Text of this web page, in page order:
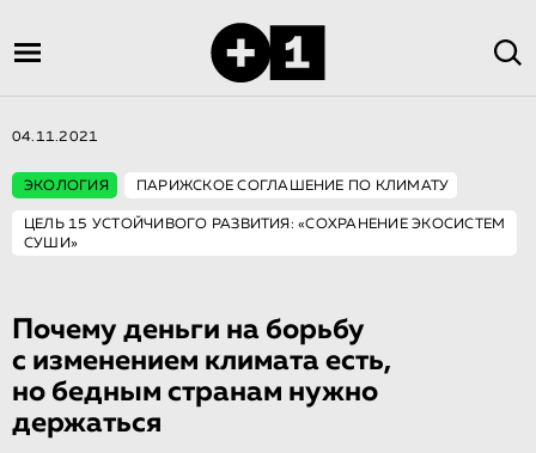
04.11.2021
ЭКОЛОГИЯ ПАРИЖСКОЕ СОГЛАШЕНИЕ ПО КЛИМАТУ
ЦЕЛЬ 15 УСТОЙЧИВОГО РАЗВИТИЯ: «СОХРАНЕНИЕ ЭКОСИСТЕМ
СУШИ»
Почему деньги на борьбу
с изменением климата есть,
но бедным странам нужно
держаться